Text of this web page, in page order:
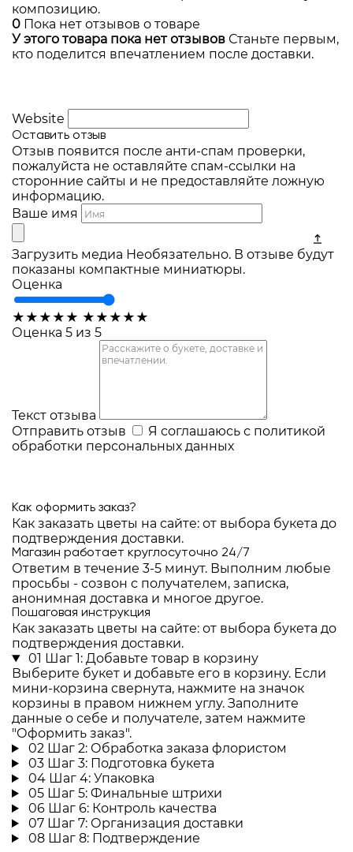
композицию.
0 Пока нет отзывов о товаре
У этого товара пока нет отзывов Станьте первым,
кто поделится впечатлением после доставки.
Website
Оставить отзыв
Отзыв появится после анти-спам проверки,
пожалуйста не оставляйте спам-ссылки на
сторонние сайты и не предоставляйте ложную
информацию.
Ваше имя
Загрузить медиа Необязательно. В отзыве будут
показаны компактные миниатюры.
Оценка
★ ★ ★ ★ ★ ★ ★ ★ ★ ★
Оценка 5 из 5
Текст отзыва
Отправить отзыв
Я соглашаюсь с политикой
обработки персональных данных
Как оформить заказ?
Как заказать цветы на сайте: от выбора букета до
подтверждения доставки.
Магазин работает круглосуточно 24/7
Ответим в течение 3-5 минут. Выполним любые
просьбы - созвон с получателем, записка,
анонимная доставка и многое другое.
Пошаговая инструкция
Как заказать цветы на сайте: от выбора букета до
подтверждения доставки.
01 Шаг 1: Добавьте товар в корзину
Выберите букет и добавьте его в корзину. Если
мини-корзина свернута, нажмите на значок
корзины в правом нижнем углу. Заполните
данные о себе и получателе, затем нажмите
"Оформить заказ".
02 Шаг 2: Обработка заказа флористом
03 Шаг 3: Подготовка букета
04 Шаг 4: Упаковка
05 Шаг 5: Финальные штрихи
06 Шаг 6: Контроль качества
07 Шаг 7: Организация доставки
08 Шаг 8: Подтверждение